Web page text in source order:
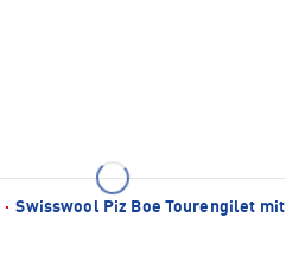
· Swisswool Piz Boe Tourengilet mit